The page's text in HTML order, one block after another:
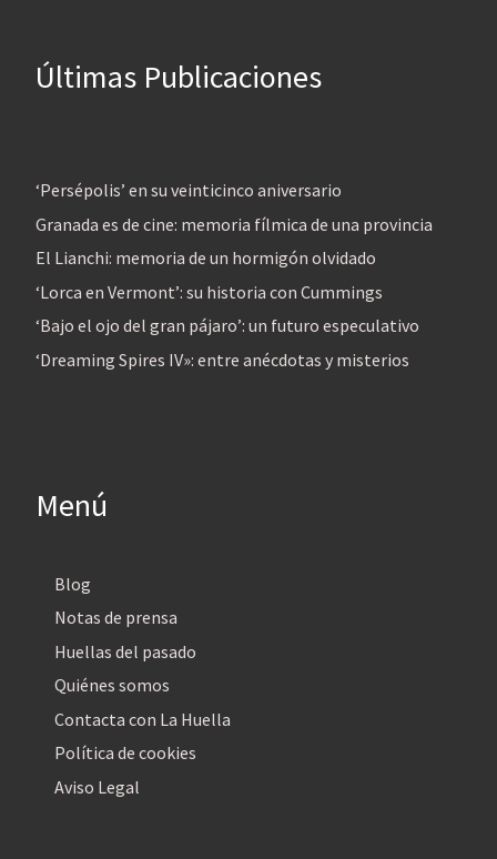
Últimas Publicaciones
‘Persépolis’ en su veinticinco aniversario
Granada es de cine: memoria fílmica de una provincia
El Lianchi: memoria de un hormigón olvidado
‘Lorca en Vermont’: su historia con Cummings
‘Bajo el ojo del gran pájaro’: un futuro especulativo
‘Dreaming Spires IV»: entre anécdotas y misterios
Menú
Blog
Notas de prensa
Huellas del pasado
Quiénes somos
Contacta con La Huella
Política de cookies
Aviso Legal